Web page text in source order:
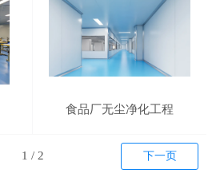
食品厂无尘净化工程
下一页